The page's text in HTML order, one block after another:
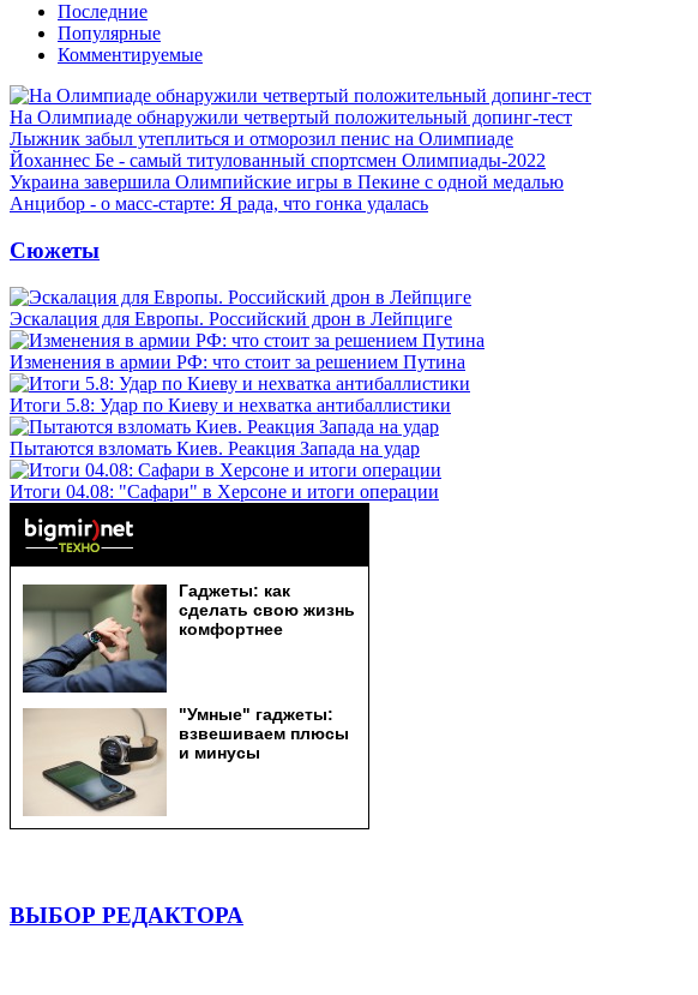
Последние
Популярные
Комментируемые
На Олимпиаде обнаружили четвертый положительный допинг-тест
Лыжник забыл утеплиться и отморозил пенис на Олимпиаде
Йоханнес Бе - самый титулованный спортсмен Олимпиады-2022
Украина завершила Олимпийские игры в Пекине с одной медалью
Анцибор - о масс-старте: Я рада, что гонка удалась
Сюжеты
Эскалация для Европы. Российский дрон в Лейпциге
Изменения в армии РФ: что стоит за решением Путина
Итоги 5.8: Удар по Киеву и нехватка антибаллистики
Пытаются взломать Киев. Реакция Запада на удар
Итоги 04.08: "Сафари" в Херсоне и итоги операции
ВЫБОР РЕДАКТОРА